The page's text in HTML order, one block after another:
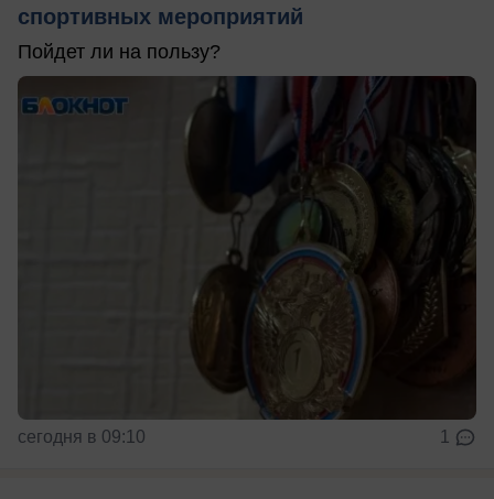
спортивных мероприятий
Пойдет ли на пользу?
сегодня в 09:10 1